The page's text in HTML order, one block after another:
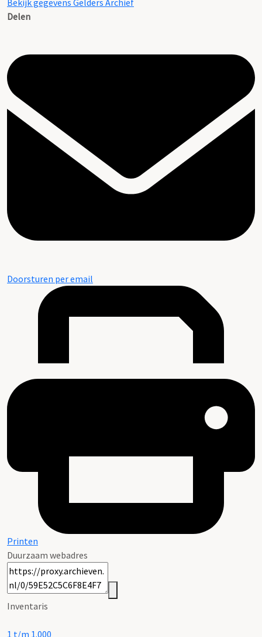
Bekijk gegevens Gelders Archief
Delen
Doorsturen per email
Printen
Duurzaam webadres
Inventaris
1 t/m 1.000